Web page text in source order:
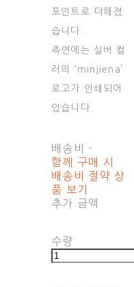
포인트로 더해졌
습니다.
측면에는 실버 컬
러의 ‘minjiena’
로고가 인쇄되어
있습니다.
배송비 -
함께 구매 시
배송비 절약 상
품 보기
추가 금액
수량